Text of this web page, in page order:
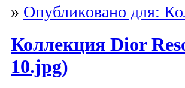
» Опубликовано для:
Коллекция Dior
10.jpg)